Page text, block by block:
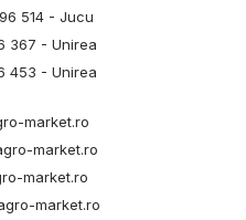
514 - Jucu
367 - Unirea
453 - Unirea
market.ro
market.ro
market.ro
market.ro